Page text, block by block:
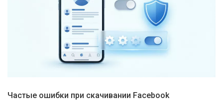
Частые ошибки при скачивании Facebook